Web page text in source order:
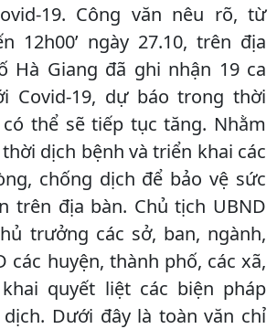
19. Công văn nêu rõ, từ
12h00’ ngày 27.10, trên địa
Hà Giang đã ghi nhận 19 ca
Covid-19, dự báo trong thời
thể sẽ tiếp tục tăng. Nhằm
dịch bệnh và triển khai các
chống dịch để bảo vệ sức
trên địa bàn. Chủ tịch UBND
trưởng các sở, ban, ngành,
các huyện, thành phố, các xã,
quyết liệt các biện pháp
Dưới đây là toàn văn chỉ